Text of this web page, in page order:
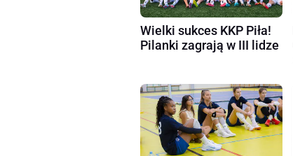
Wielki sukces KKP Piła!
Pilanki zagrają w III lidze